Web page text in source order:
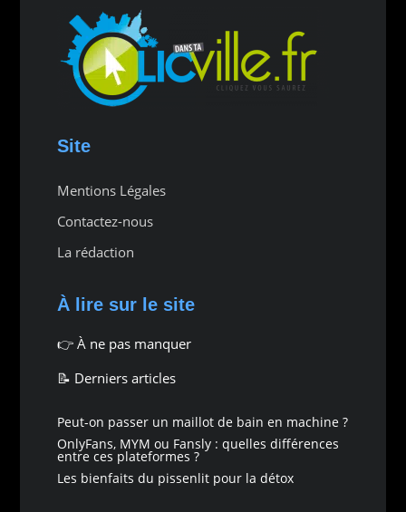
Site
Mentions Légales
Contactez-nous
La rédaction
À lire sur le site
👉 À ne pas manquer
📝 Derniers articles
Peut-on passer un maillot de bain en machine ?
OnlyFans, MYM ou Fansly : quelles différences
entre ces plateformes ?
Les bienfaits du pissenlit pour la détox